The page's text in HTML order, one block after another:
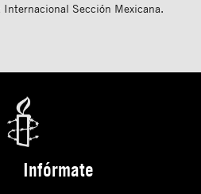
Sección Mexicana.
Infórmate